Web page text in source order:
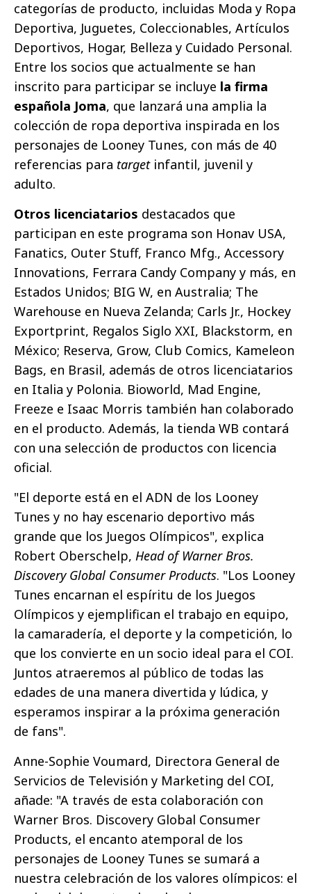
categorías de producto, incluidas Moda y Ropa
Deportiva, Juguetes, Coleccionables, Artículos
Deportivos, Hogar, Belleza y Cuidado Personal.
Entre los socios que actualmente se han
inscrito para participar se incluye la firma
española Joma, que lanzará una amplia la
colección de ropa deportiva inspirada en los
personajes de Looney Tunes, con más de 40
referencias para targetinfantil, juvenil y
adulto.
Otros licenciatarios destacados que
participan en este programa son Honav USA,
Fanatics, Outer Stuff, Franco Mfg., Accessory
Innovations, Ferrara Candy Company y más, en
Estados Unidos; BIG W, en Australia; The
Warehouse en Nueva Zelanda; Carls Jr., Hockey
Exportprint, Regalos Siglo XXI, Blackstorm, en
México; Reserva, Grow, Club Comics, Kameleon
Bags, en Brasil, además de otros licenciatarios
en Italia y Polonia. Bioworld, Mad Engine,
Freeze e Isaac Morris también han colaborado
en el producto. Además, la tienda WB contará
con una selección de productos con licencia
oficial.
"El deporte está en el ADN de los Looney
Tunes y no hay escenario deportivo más
grande que los Juegos Olímpicos", explica
Robert Oberschelp, Head of Warner Bros.
Discovery Global Consumer Products. "Los Looney
Tunes encarnan el espíritu de los Juegos
Olímpicos y ejemplifican el trabajo en equipo,
la camaradería, el deporte y la competición, lo
que los convierte en un socio ideal para el COI.
Juntos atraeremos al público de todas las
edades de una manera divertida y lúdica, y
esperamos inspirar a la próxima generación
de fans".
Anne-Sophie Voumard, Directora General de
Servicios de Televisión y Marketing del COI,
añade: "A través de esta colaboración con
Warner Bros. Discovery Global Consumer
Products, el encanto atemporal de los
personajes de Looney Tunes se sumará a
nuestra celebración de los valores olímpicos: el